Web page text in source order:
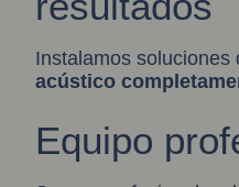
Instalamos soluciones
acústico
Equipo